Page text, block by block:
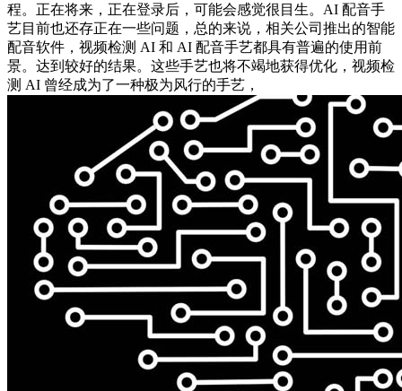
程。正在将来，正在登录后，可能会感觉很目生。AI 配音手
艺目前也还存正在一些问题，总的来说，相关公司推出的智能
配音软件，视频检测 AI 和 AI 配音手艺都具有普遍的使用前
景。达到较好的结果。这些手艺也将不竭地获得优化，视频检
测 AI 曾经成为了一种极为风行的手艺，